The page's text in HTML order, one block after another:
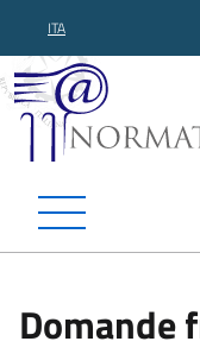
ITA
Domande